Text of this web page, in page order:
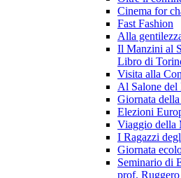
Cinema for
Fast Fashion
Alla
Il Manzini al
Libro di
Visita alla
Al Salone
Giornata
Elezioni
Viaggio della
I Ragazzi
Giornata
Seminario di
prof.